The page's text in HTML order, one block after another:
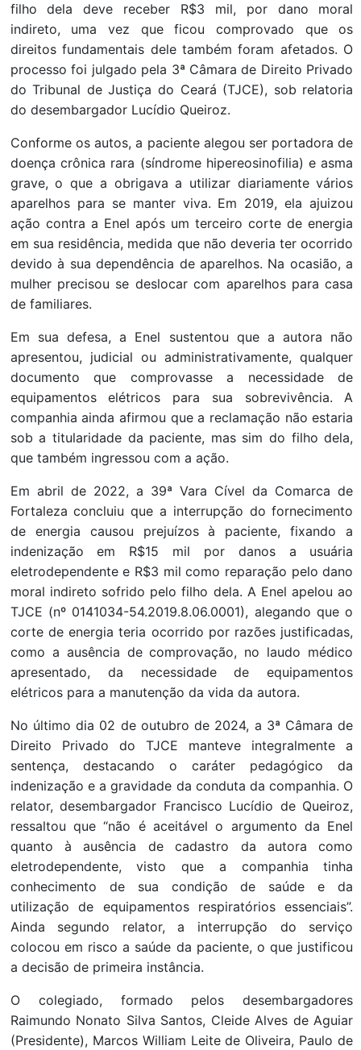
filho dela deve receber R$3 mil, por dano moral
indireto, uma vez que ficou comprovado que os
direitos fundamentais dele também foram afetados. O
processo foi julgado pela 3ª Câmara de Direito Privado
do Tribunal de Justiça do Ceará (TJCE), sob relatoria
do desembargador Lucídio Queiroz.
Conforme os autos, a paciente alegou ser portadora de
doença crônica rara (síndrome hipereosinofilia) e asma
grave, o que a obrigava a utilizar diariamente vários
aparelhos para se manter viva. Em 2019, ela ajuizou
ação contra a Enel após um terceiro corte de energia
em sua residência, medida que não deveria ter ocorrido
devido à sua dependência de aparelhos. Na ocasião, a
mulher precisou se deslocar com aparelhos para casa
de familiares.
Em sua defesa, a Enel sustentou que a autora não
apresentou, judicial ou administrativamente, qualquer
documento que comprovasse a necessidade de
equipamentos elétricos para sua sobrevivência. A
companhia ainda afirmou que a reclamação não estaria
sob a titularidade da paciente, mas sim do filho dela,
que também ingressou com a ação.
Em abril de 2022, a 39ª Vara Cível da Comarca de
Fortaleza concluiu que a interrupção do fornecimento
de energia causou prejuízos à paciente, fixando a
indenização em R$15 mil por danos a usuária
eletrodependente e R$3 mil como reparação pelo dano
moral indireto sofrido pelo filho dela. A Enel apelou ao
TJCE (nº 0141034-54.2019.8.06.0001), alegando que o
corte de energia teria ocorrido por razões justificadas,
como a ausência de comprovação, no laudo médico
apresentado, da necessidade de equipamentos
elétricos para a manutenção da vida da autora.
No último dia 02 de outubro de 2024, a 3ª Câmara de
Direito Privado do TJCE manteve integralmente a
sentença, destacando o caráter pedagógico da
indenização e a gravidade da conduta da companhia. O
relator, desembargador Francisco Lucídio de Queiroz,
ressaltou que “não é aceitável o argumento da Enel
quanto à ausência de cadastro da autora como
eletrodependente, visto que a companhia tinha
conhecimento de sua condição de saúde e da
utilização de equipamentos respiratórios essenciais”.
Ainda segundo relator, a interrupção do serviço
colocou em risco a saúde da paciente, o que justificou
a decisão de primeira instância.
O colegiado, formado pelos desembargadores
Raimundo Nonato Silva Santos, Cleide Alves de Aguiar
(Presidente), Marcos William Leite de Oliveira, Paulo de